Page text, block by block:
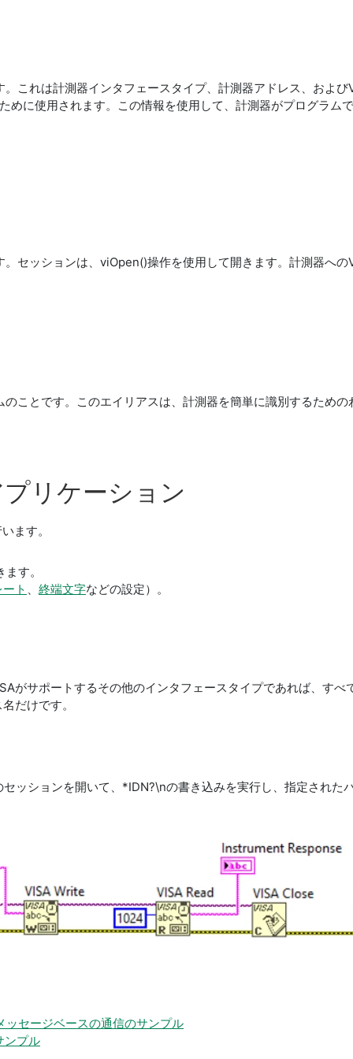
これは計測器インタフェースタイプ、計測器アドレス、およ
めに使用されます。この情報を使用して、計測器がプログラム
セッションは、viOpen()操作を使用して開きます。計測器へ
ことです。このエイリアスは、計測器を簡単に識別するため
リケーション
ます。
す。
ト 、 終端文字などの設定）。
がサポートするその他のインタフェースタイプであれば、す
だけです。
ッションを開いて、*IDN?\nの書き込みを実行し、指定された
ッセージベースの通信のサンプル
ンプル